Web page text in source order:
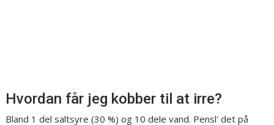
Hvordan får jeg kobber til at irre?
Bland 1 del saltsyre (30 %) og 10 dele vand. Pensl' det på